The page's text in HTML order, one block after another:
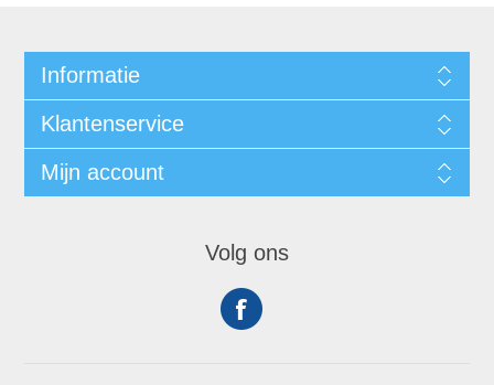
Informatie
Klantenservice
Mijn account
Volg ons